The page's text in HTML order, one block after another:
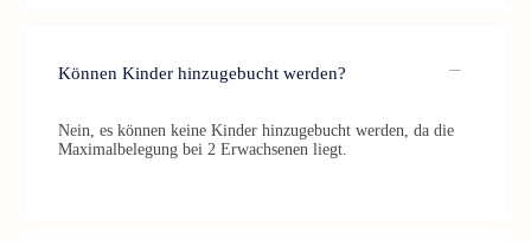
Können Kinder hinzugebucht werden?
Nein, es können keine Kinder hinzugebucht werden, da die
Maximalbelegung bei 2 Erwachsenen liegt.